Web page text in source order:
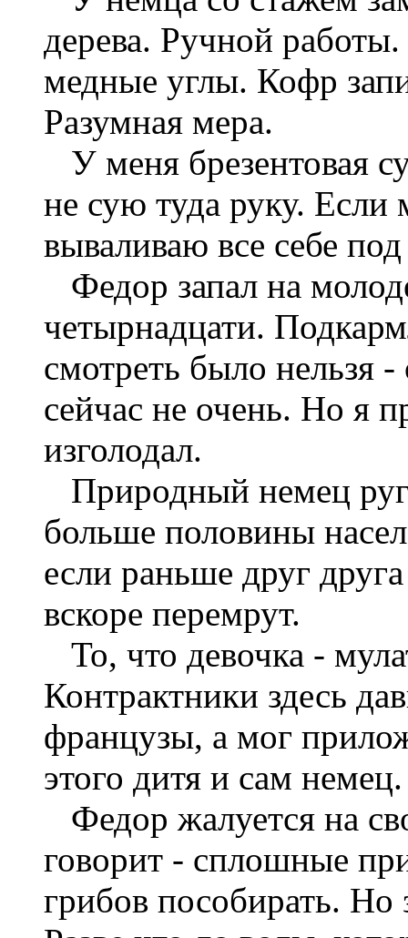
дерева. Ручной
медные углы. Кофр
Разумная мера.
У меня брезентовая
не сую туда руку. Если
вываливаю все себе
Федор запал на
четырнадцати.
смотреть было нельзя
сейчас не очень. Но я
изголодал.
Природный немец
больше половины
если раньше друг
вскоре перемрут.
То, что девочка -
Контрактники здесь
французы, а мог
этого дитя и сам немец.
Федор жалуется на
говорит - сплошные
грибов пособирать. Но